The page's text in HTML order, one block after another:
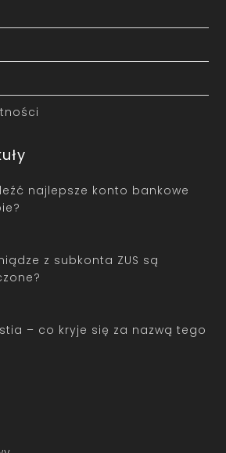
najlepsze konto bankowe
z subkonta ZUS są
– co kryje się za nazwą tego